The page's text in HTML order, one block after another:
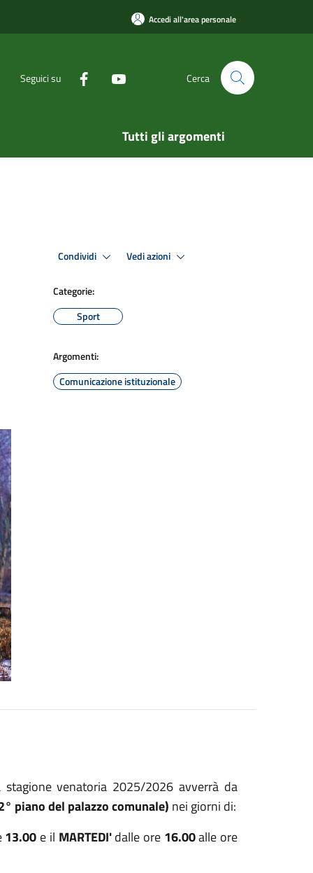
Accedi all'area personale
Seguici su Cerca
Tutti gli argomenti
Condividi Vedi azioni
Categorie:
Sport
Argomenti:
Comunicazione istituzionale
stagione venatoria 2025/2026 avverrà da
piano del palazzo comunale) nei giorni di:
13.00 e il MARTEDI'dalle ore16.00alle ore